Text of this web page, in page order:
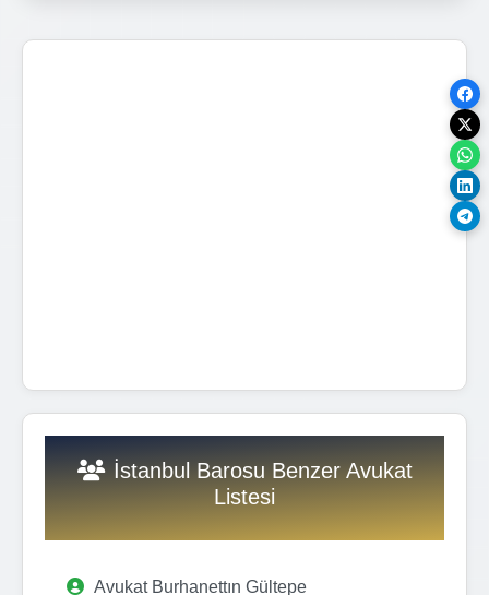
İstanbul Barosu Benzer Avukat
Listesi
Avukat Burhanettın Gültepe